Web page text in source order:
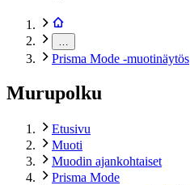
Prisma Mode -muotinäytös
Murupolku
Etusivu
Muoti
Muodin ajankohtaiset
Prisma Mode